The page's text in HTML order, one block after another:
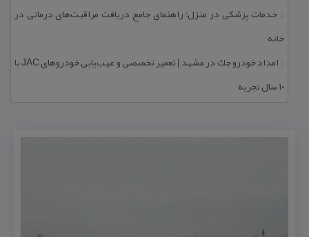
:: خدمات پزشكی در منزل؛ راهنمای جامع دریافت مراقبت‌های درمانی در
خانه
::
امداد خودرو جك در مشهد | تعمیر تخصصی و عیب‌یابی خودروهای JAC با
۱۰ سال تجربه